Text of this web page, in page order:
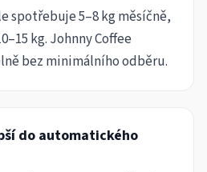
spotřebuje 5–8 kg měsíčně,
kg. Johnny Coffee
bez minimálního odběru.
do automatického